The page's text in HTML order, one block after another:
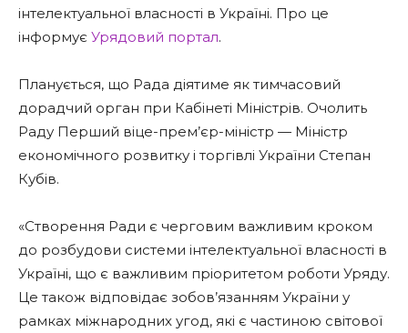
інтелектуальної власності в Україні. Про це
інформує Урядовий портал.
Планується, що Рада діятиме як тимчасовий
дорадчий орган при Кабінеті Міністрів. Очолить
Раду Перший віце-прем’єр-міністр — Міністр
економічного розвитку і торгівлі України Степан
Кубів.
«Створення Ради є черговим важливим кроком
до розбудови системи інтелектуальної власності в
Україні, що є важливим пріоритетом роботи Уряду.
Це також відповідає зобов’язанням України у
рамках міжнародних угод, які є частиною світової